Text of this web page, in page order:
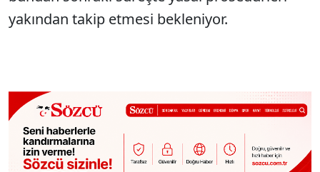
yakından takip etmesi bekleniyor.